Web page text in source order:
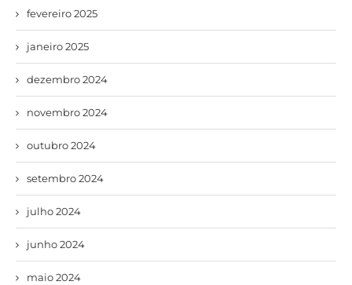
fevereiro 2025
janeiro 2025
dezembro 2024
novembro 2024
outubro 2024
setembro 2024
julho 2024
junho 2024
maio 2024